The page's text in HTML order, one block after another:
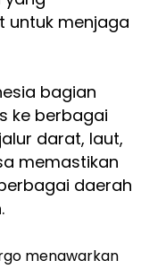
untuk menjaga
bagian
ke berbagai
darat, laut,
memastikan
daerah
menawarkan